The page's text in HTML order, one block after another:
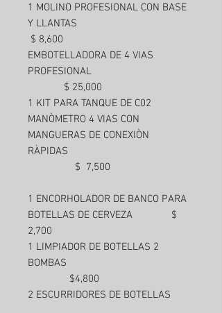
1 MOLINO PROFESIONAL CON BASE
Y LLANTAS
$ 8,600
EMBOTELLADORA DE 4 VIAS
PROFESIONAL
$ 25,000
1 KIT PARA TANQUE DE C02
MANÒMETRO 4 VIAS CON
MANGUERAS DE CONEXIÒN
RÀPIDAS
$ 7,500
1 ENCORHOLADOR DE BANCO PARA
BOTELLAS DE CERVEZA $
2,700
1 LIMPIADOR DE BOTELLAS 2
BOMBAS
$4,800
2 ESCURRIDORES DE BOTELLAS